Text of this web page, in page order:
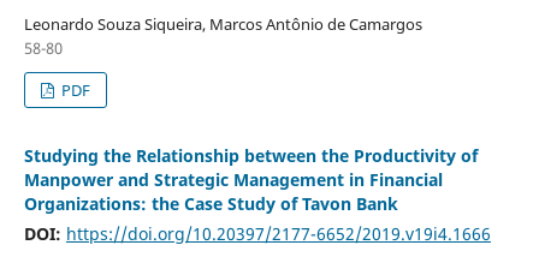
Leonardo Souza Siqueira, Marcos Antônio de Camargos
58-80
PDF
Studying the Relationship between the Productivity of
Manpower and Strategic Management in Financial
Organizations: the Case Study of Tavon Bank
DOI: https://doi.org/10.20397/2177-6652/2019.v19i4.1666